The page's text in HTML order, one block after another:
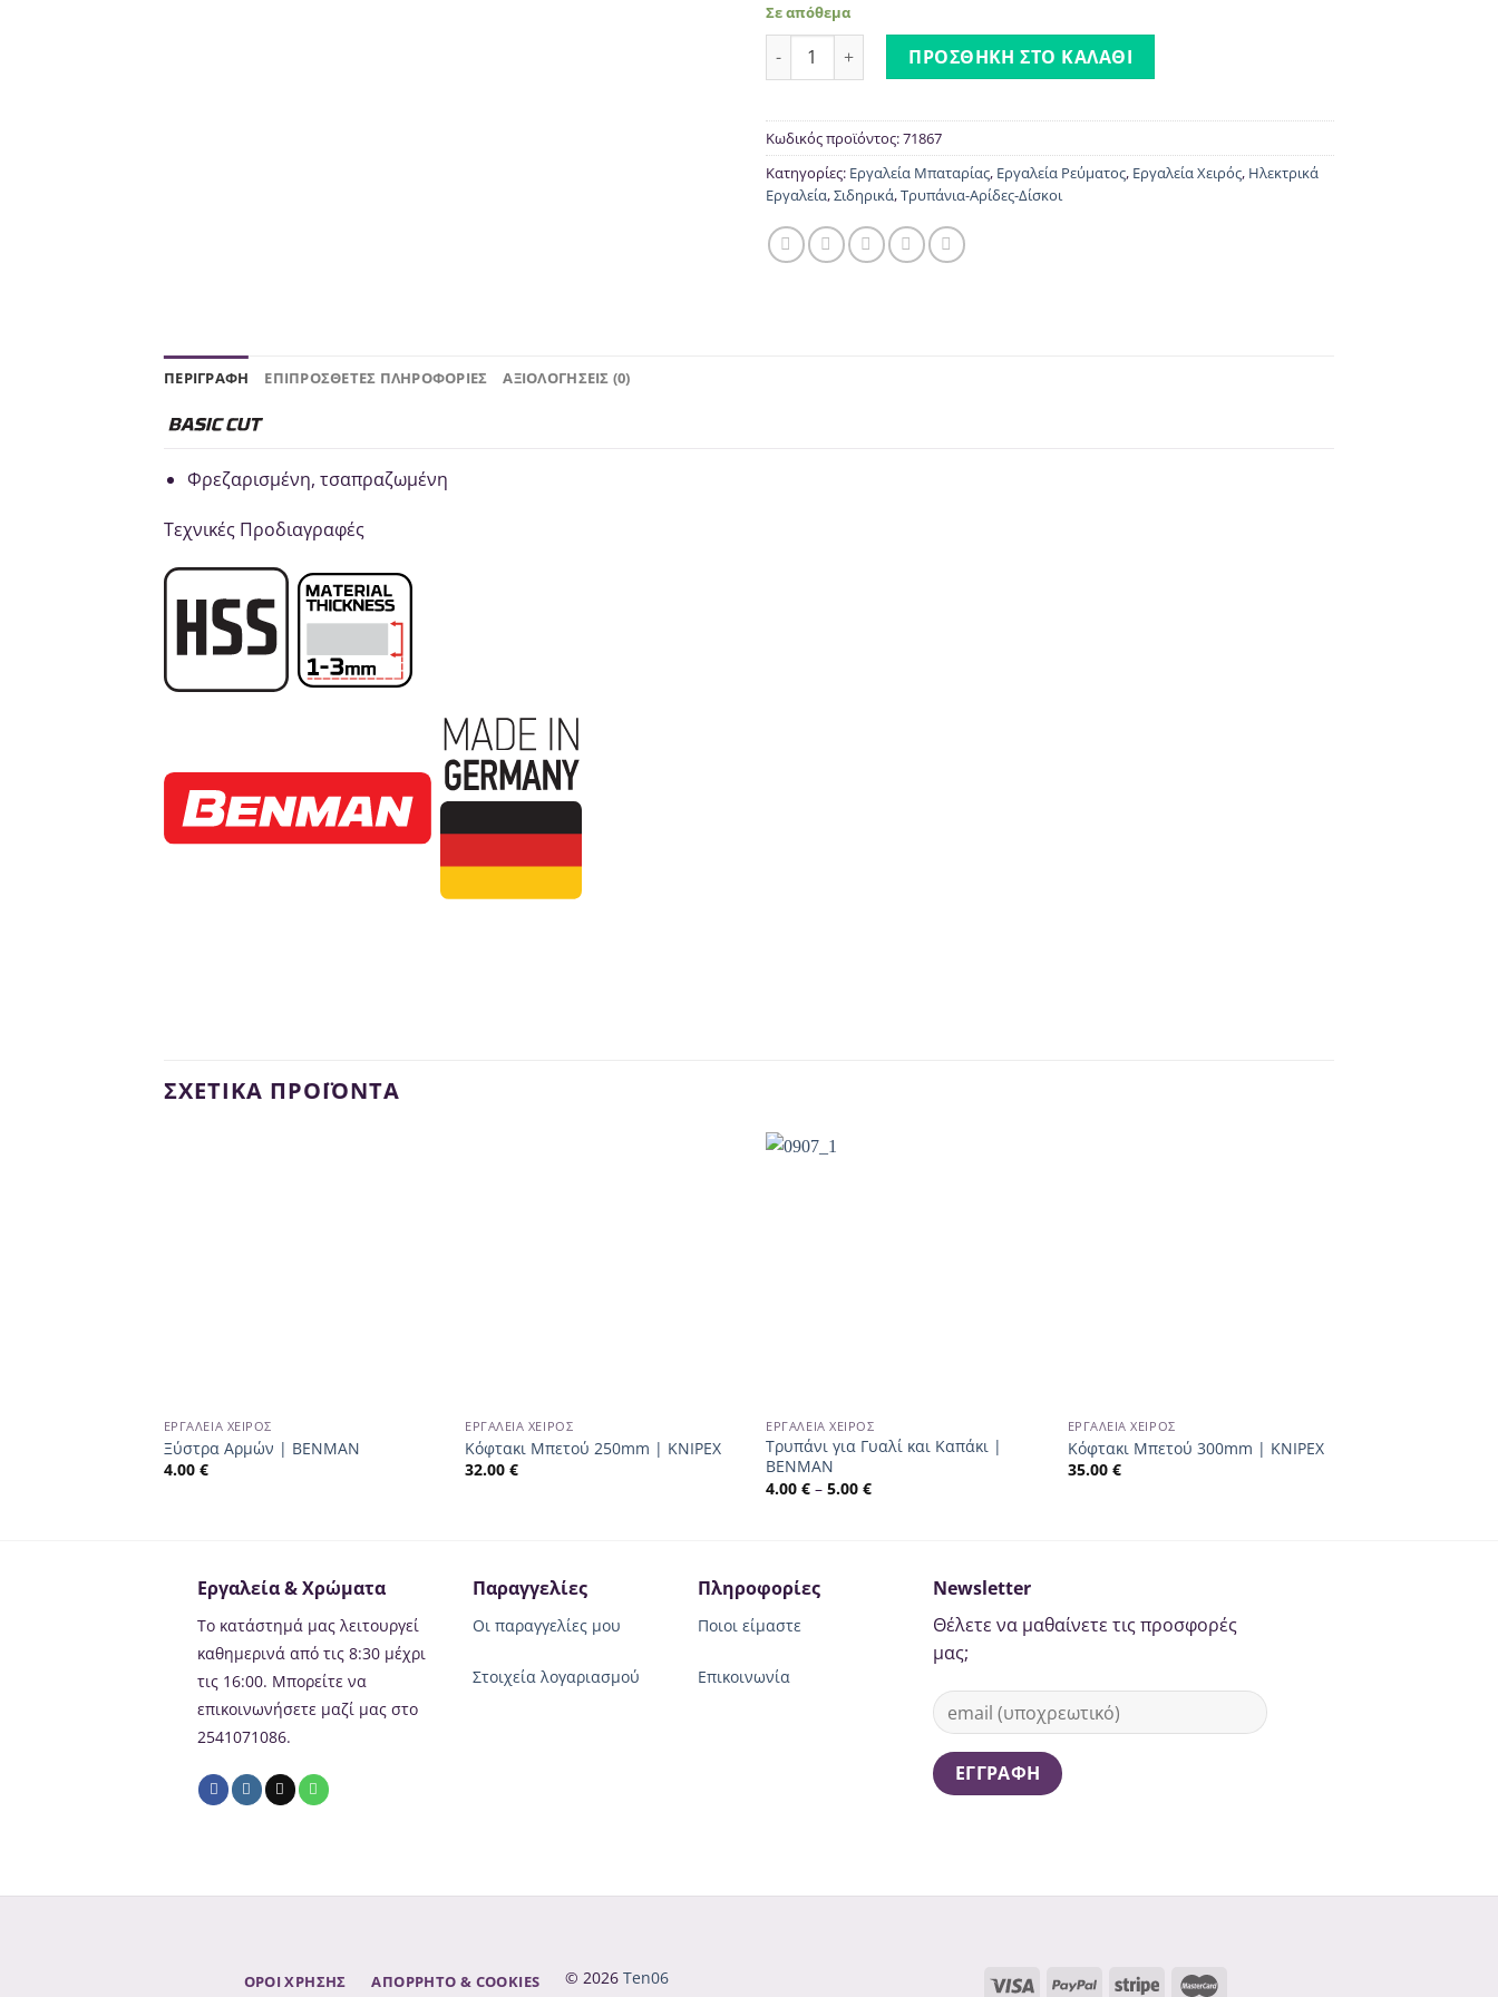
Σε απόθεμα
Πριονόλαμες για Μέτταλο Αλουμίνιο | BENMAN ποσότητα
ΠΡΟΣΘΉΚΗ ΣΤΟ ΚΑΛΆΘΙ
Κωδικός προϊόντος:71867
Κατηγορίες: Εργαλεία Μπαταρίας, Εργαλεία Ρεύματος, Εργαλεία Χειρός, Ηλεκτρικά
Εργαλεία,Σιδηρικά,Τρυπάνια-Αρίδες-Δίσκοι
ΠΕΡΙΓΡΑΦΉ ΕΠΙΠΡΌΣΘΕΤΕΣ ΠΛΗΡΟΦΟΡΊΕΣ ΑΞΙΟΛΟΓΉΣΕΙΣ (0)
Φρεζαρισμένη, τσαπραζωμένη
Τεχνικές Προδιαγραφές
ΣΧΕΤΙΚΆ ΠΡΟΪΌΝΤΑ
ΕΡΓΑΛΕΊΑ ΧΕΙΡΌΣ
Ξύστρα Αρμών | ΒΕΝΜΑΝ
4.00 €
ΕΡΓΑΛΕΊΑ ΧΕΙΡΌΣ
Κόφτακι Μπετού 250mm | KNIPEX
32.00€
ΕΡΓΑΛΕΊΑ ΧΕΙΡΌΣ
Τρυπάνι για Γυαλί και Καπάκι |
BENMAN
4.00€ –5.00€
ΕΡΓΑΛΕΊΑ ΧΕΙΡΌΣ
Κόφτακι Μπετού 300mm | KNIPEX
35.00 €
Εργαλεία & Χρώματα
Το κατάστημά μας λειτουργεί
καθημερινά από τις 8:30 μέχρι
τις 16:00. Μπορείτε να
επικοινωνήσετε μαζί μας στο
2541071086.
Παραγγελίες
Οι παραγγελίες μου
Στοιχεία λογαριασμού
Πληροφορίες
Ποιοι είμαστε
Επικοινωνία
Newsletter
Θέλετε να μαθαίνετε τις προσφορές
μας;
ΟΡΟΙ ΧΡΗΣΗΣ ΑΠΌΡΡΗΤΟ & COOKIES © 2026 Ten06